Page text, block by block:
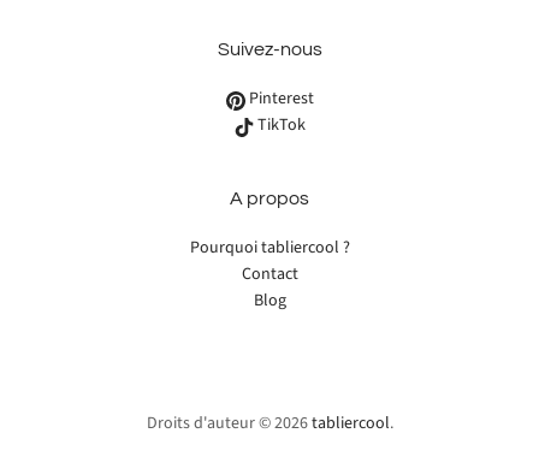
Suivez-nous
Pinterest
TikTok
A propos
Pourquoi tabliercool ?
Contact
Blog
Droits d'auteur © 2026tabliercool.